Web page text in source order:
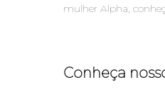
mulher Alpha,
Conheça